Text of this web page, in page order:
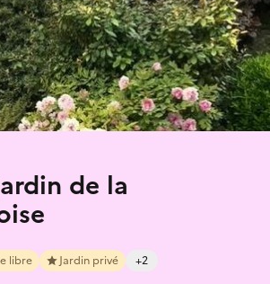
de la
libre Jardin privé +2